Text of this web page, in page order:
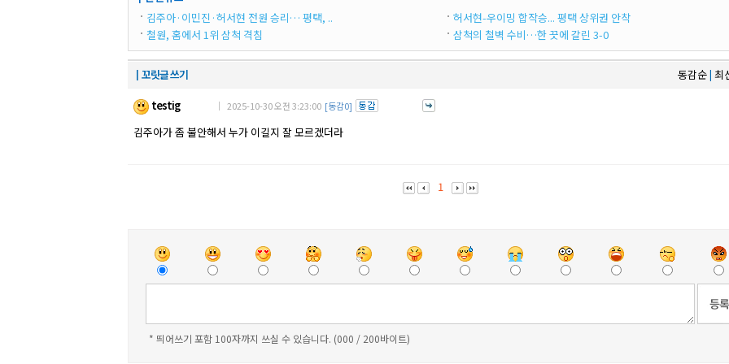
김주아·이민진·허서현 전원 승리… 평택, ..
철원, 홈에서 1위 삼척 격침
허서현-우이밍 합작승... 평택 상위권 안착
삼척의 철벽 수비…한 끗에 갈린 3-0
┃꼬릿글 쓰기 동감순| 최
testig
｜ 2025-10-30 오전 3:23:00 [동감0]
김주아가 좀 불안해서 누가 이길지 잘 모르겠더라
1
* 띄어쓰기 포함 100자까지 쓰실 수 있습니다. (000 / 200바이트)